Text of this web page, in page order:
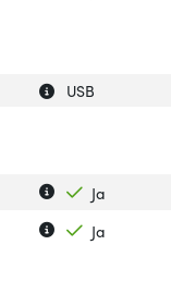
Uitleg over 'Type
Verberg uitleg
USB
Uitleg over
Verberg uitleg
Ja
Uitleg over
Verberg uitleg
Ja